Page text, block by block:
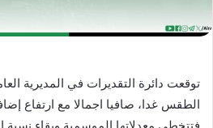
توقعت دائرة التقديرات في المديرية
الطقس غدا، صافيا اجمالا مع ارتفاع